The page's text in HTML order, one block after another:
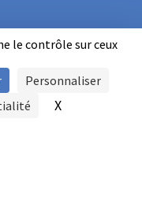
le contrôle sur ceux
Personnaliser
X
SIGNALER UNE VIOLENCE